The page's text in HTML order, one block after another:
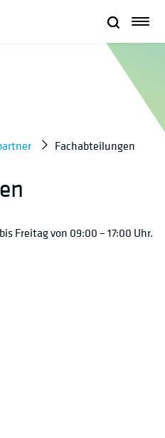
Fachabteilungen
Freitag von 09:00 – 17:00 Uhr.